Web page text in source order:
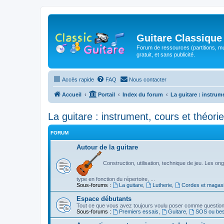
Guitare Classique
Forum de ressources (partitions,
gratuit, et sans publicité.
Accès rapide FAQ Nous contacter
Accueil Portail Index du forum La guitare :
La guitare : instrument, cours et théorie
FORUM
Autour de la guitare
Construction, utilisation, technique de jeu. Les
type en fonction du répertoire, ...
Sous-forums :
La guitare, Lutherie, Cordes et
Espace débutants
Tout ce que vous avez toujours voulu poser comme
Sous-forums :
Premiers essais Guitare, SOS ou